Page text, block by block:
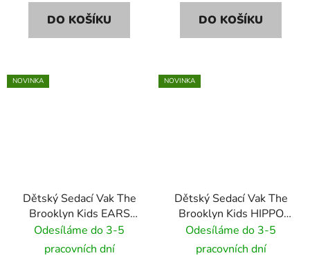
DO KOŠÍKU DO KOŠÍKU
NOVINKA
Dětský Sedací Vak The
Brooklyn Kids EARS
VELVET BR-9699
modrý
Odesíláme do 3-5
pracovních dní
NOVINKA
Dětský Sedací Vak The
Brooklyn Kids HIPPO
SOFT BR-9682 modrý
Odesíláme do 3-5
pracovních dní